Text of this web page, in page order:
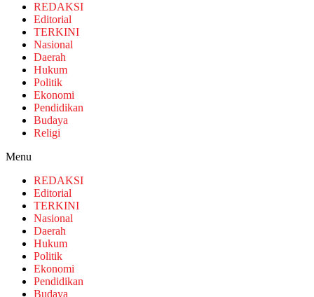
REDAKSI
Editorial
TERKINI
Nasional
Daerah
Hukum
Politik
Ekonomi
Pendidikan
Budaya
Religi
Menu
REDAKSI
Editorial
TERKINI
Nasional
Daerah
Hukum
Politik
Ekonomi
Pendidikan
Budaya